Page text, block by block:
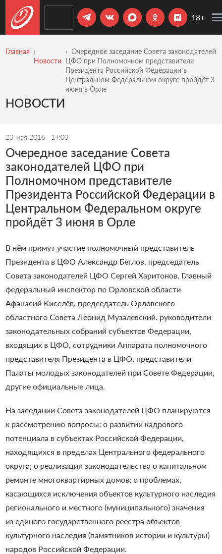
18+
Главная
Новости
Очередное заседание Совета законодателей
ЦФО при Полномочном представителе
Президента Российской Федерации в
Центральном Федеральном округе пройдёт 3
июня в Орле
НОВОСТИ
23 мая 2016 14:03
Очередное заседание Совета
законодателей ЦФО при
Полномочном представителе
Президента Российской Федерации в
Центральном Федеральном округе
пройдёт 3 июня в Орле
В нём примут участие полномочный представитель
Президента в ЦФО Александр Беглов, председатель
Совета законодателей ЦФО Сергей Харитонов, Главный
федеральный инспектор по Орловской области
Афанасий Киселёв, председатель Орловского
областного Совета Леонид Музалевский. руководители
законодательных собраний субъектов Федерации,
входящих в ЦФО, сотрудники Аппарата полномочного
представителя Президента в ЦФО, представители
Палаты молодых законодателей при Совете Федерации,
другие официальные лица.
На заседании Совета законодателей ЦФО планируются
к рассмотрению вопросы: о развитии кадрового
потенциала в субъектах Российской Федерации,
находящихся в пределах Центрального федерального
округа; о реализации законодательства о капитальном
ремонте многоквартирных домов; о проблемах,
касающихся исключения объектов культурного наследия
регионального и местного (муниципального) значения
из единого государственного реестра объектов
культурного наследия (памятников истории и культуры)
народов Российской Федерации.